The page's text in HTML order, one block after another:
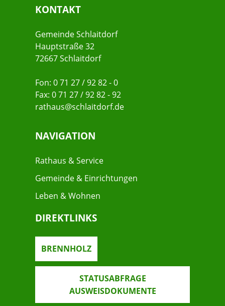
KONTAKT
Gemeinde Schlaitdorf
Hauptstraße 32
72667 Schlaitdorf
Fon: 0 71 27 / 92 82 - 0
Fax: 0 71 27 / 92 82 - 92
rathaus@schlaitdorf.de
NAVIGATION
Rathaus & Service
Gemeinde & Einrichtungen
Leben & Wohnen
DIREKTLINKS
BRENNHOLZ
STATUSABFRAGE
AUSWEISDOKUMENTE